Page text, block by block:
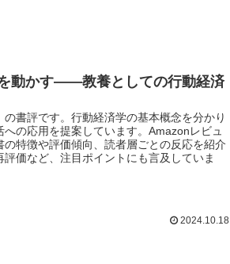
動かす――教養としての行動経済
の書評です。行動経済学の基本概念を分かり
の応用を提案しています。Amazonレビュ
の特徴や評価傾向、読者層ごとの反応を紹介
評価など、注目ポイントにも言及していま
2024.10.18